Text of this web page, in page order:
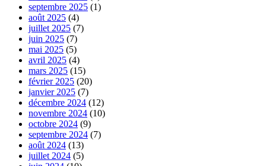
septembre 2025 (1)
août 2025 (4)
juillet 2025 (7)
juin 2025 (7)
mai 2025 (5)
avril 2025 (4)
mars 2025 (15)
février 2025 (20)
janvier 2025 (7)
décembre 2024 (12)
novembre 2024 (10)
octobre 2024 (9)
septembre 2024 (7)
août 2024 (13)
juillet 2024 (5)